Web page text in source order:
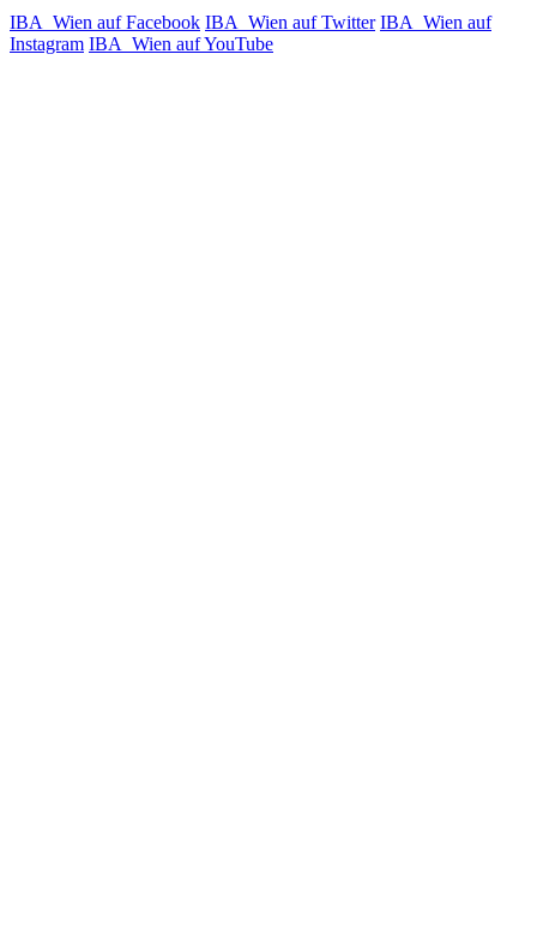
IBA_Wien auf Facebook IBA_Wien auf Twitter IBA_Wien auf
Instagram IBA_Wien auf YouTube